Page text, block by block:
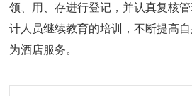
领、用、存进行登记，并认真复核
计人员继续教育的培训，不断提高
为酒店服务。